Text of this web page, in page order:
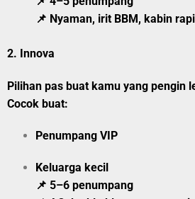
📌 Nyaman, irit BBM, kabin rapi
2. Innova
Pilihan pas buat kamu yang pengin
Cocok buat:
Penumpang VIP
Keluarga kecil
📌 5–6 penumpang